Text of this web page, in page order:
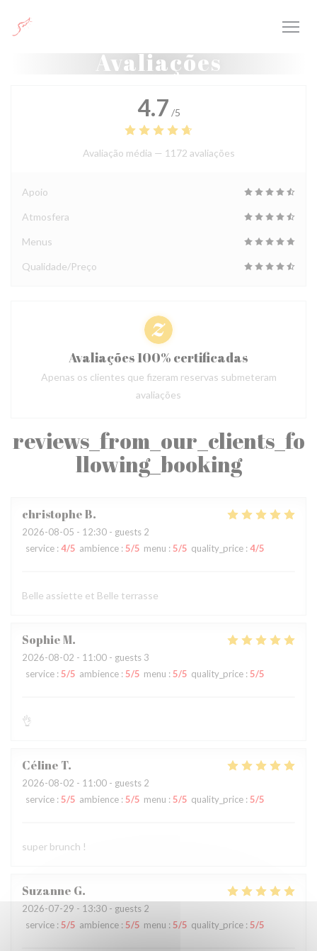
Avaliações
reviews_from_our_clients_fo
llowing_booking
christopheB
2026-08-05 - 12:30 - guests 2
service : 4/5 ambience : 5/5 menu : 5/5 quality_price : 4/5
Belle assiette et Belle terrasse
SophieM
2026-08-02 - 11:00 - guests 3
service : 5/5 ambience : 5/5 menu : 5/5 quality_price : 5/5
👌
Céline T
2026-08-02 - 11:00 - guests 2
service : 5/5 ambience : 5/5 menu : 5/5 quality_price : 5/5
super brunch !
Suzanne G
2026-07-29 - 13:30 - guests 2
service : 5/5 ambience : 5/5 menu : 5/5 quality_price : 5/5
4.7 /5
Avaliação média — 1172 avaliações
Apoio
Atmosfera
Menus
Qualidade/Preço
Avaliações 100% certificadas
Apenas os clientes que fizeram reservas submeteram
avaliações